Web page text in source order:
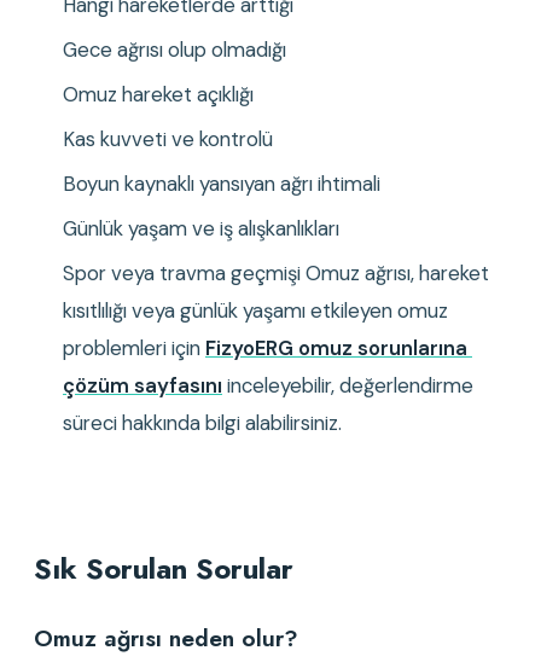
Gece ağrısı olup olmadığı
Omuz hareket açıklığı
Kas kuvveti ve kontrolü
Boyun kaynaklı yansıyan ağrı ihtimali
Günlük yaşam ve iş alışkanlıkları
Spor veya travma geçmişi Omuz ağrısı, hareket
kısıtlılığı veya günlük yaşamı etkileyen omuz
problemleri için FizyoERG omuz sorunlarına
çözüm sayfasını inceleyebilir, değerlendirme
süreci hakkında bilgi alabilirsiniz.
Sık Sorulan Sorular
Omuz ağrısı neden olur?